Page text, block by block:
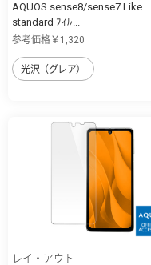
AQUOS sense8/sense7 Like
standard ﾌｨﾙ...
参考価格￥1,320
光沢（グレア）
レイ・アウト